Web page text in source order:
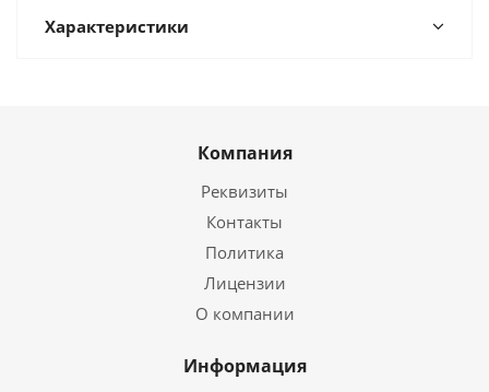
Характеристики
Компания
Реквизиты
Контакты
Политика
Лицензии
О компании
Информация